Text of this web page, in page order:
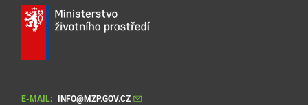
E-MAIL:
INFO@MZP.GOV.CZ